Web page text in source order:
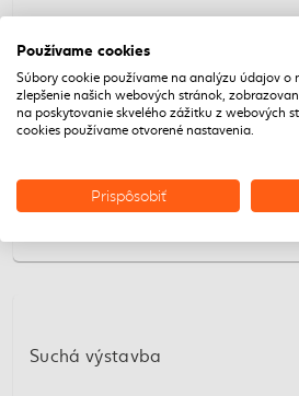
Zateplenie a fasády
Stavebné rezivo
Suchá výstavba
Používame cookies
Súbory cookie používame na analýzu údajov o
zlepšenie našich webových stránok,
na poskytovanie skvelého zážitku z webových
cookies používame otvorené nastavenia.
Prispôsobiť